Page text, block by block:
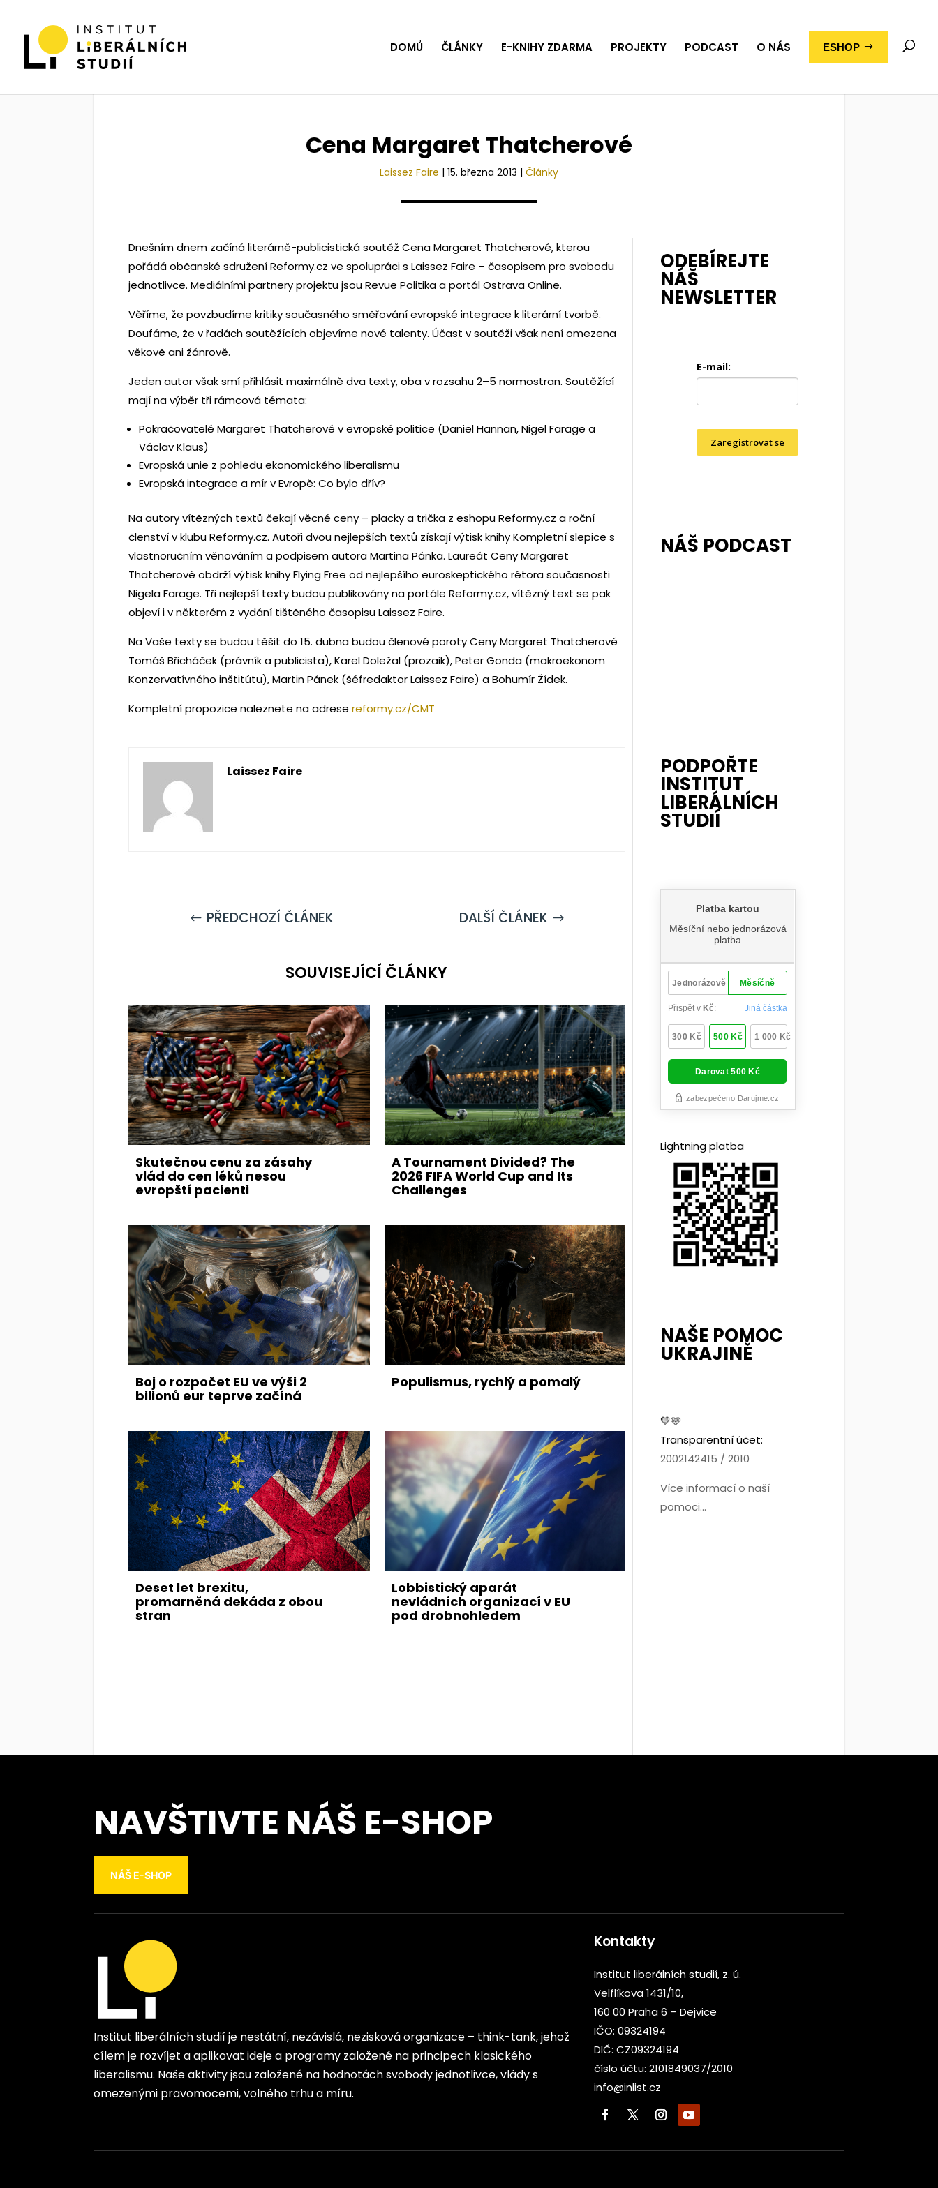
DOMŮ ČLÁNKY E-KNIHY ZDARMA PROJEKTY PODCAST O NÁS ESHOP
Cena Margaret Thatcherové
Laissez Faire | 15. března 2013 | Články
Dnešním dnem začíná literárně-publicistická soutěž Cena Margaret Thatcherové, kterou
pořádá občanské sdružení Reformy.cz ve spolupráci s Laissez Faire – časopisem pro svobodu
jednotlivce. Mediálními partnery projektu jsou Revue Politika a portál Ostrava Online.
Věříme, že povzbudíme kritiky současného směřování evropské integrace k literární tvorbě.
Doufáme, že v řadách soutěžících objevíme nové talenty. Účast v soutěži však není omezena
věkově ani žánrově.
Jeden autor však smí přihlásit maximálně dva texty, oba v rozsahu 2–5 normostran. Soutěžící
mají na výběr tři rámcová témata:
Pokračovatelé Margaret Thatcherové v evropské politice (Daniel Hannan, Nigel Farage a
Václav Klaus)
Evropská unie z pohledu ekonomického liberalismu
Evropská integrace a mír v Evropě: Co bylo dřív?
Na autory vítězných textů čekají věcné ceny – placky a trička z eshopu Reformy.cz a roční
členství v klubu Reformy.cz. Autoři dvou nejlepších textů získají výtisk knihy Kompletní slepice s
vlastnoručním věnováním a podpisem autora Martina Pánka. Laureát Ceny Margaret
Thatcherové obdrží výtisk knihy Flying Free od nejlepšího euroskeptického rétora současnosti
Nigela Farage. Tři nejlepší texty budou publikovány na portále Reformy.cz, vítězný text se pak
objeví i v některém z vydání tištěného časopisu Laissez Faire.
Na Vaše texty se budou těšit do 15. dubna budou členové poroty Ceny Margaret Thatcherové
Tomáš Břicháček (právník a publicista), Karel Doležal (prozaik), Peter Gonda (makroekonom
Konzervatívného inštitútu), Martin Pánek (šéfredaktor Laissez Faire) a Bohumír Žídek.
Kompletní propozice naleznete na adresereformy.cz/CMT
Laissez Faire
# PŘEDCHOZÍ ČLÁNEK DALŠÍ ČLÁNEK $
SOUVISEJÍCÍ ČLÁNKY
Skutečnou cenu za zásahy
vlád do cen léků nesou
evropští pacienti
A Tournament Divided? The
2026 FIFA World Cup and Its
Challenges
Boj o rozpočet EU ve výši 2
bilionů eur teprve začíná
Populismus, rychlý a pomalý
Deset let brexitu,
promarněná dekáda z obou
stran
Lobbistický aparát
nevládních organizací v EU
pod drobnohledem
ODEBÍREJTE
NÁŠ
NEWSLETTER
E-mail:
Zaregistrovat se
NÁŠ PODCAST
PODPOŘTE
INSTITUT
LIBERÁLNÍCH
STUDIÍ
Lightning platba
NAŠE POMOC
UKRAJINĚ
💛🩵
Transparentní účet:
2002142415 / 2010
Více informací o naší
pomoci...
NAVŠTIVTE NÁŠ E-SHOP
NÁŠ E-SHOP
Institut liberálních studií je nestátní, nezávislá, nezisková organizace – think-tank, jehož
cílem je rozvíjet a aplikovat ideje a programy založené na principech klasického
liberalismu. Naše aktivity jsou založené na hodnotách svobody jednotlivce, vlády s
omezenými pravomocemi, volného trhu a míru.
Kontakty
Institut liberálních studií, z. ú.
Velflíkova 1431/10,
160 00 Praha 6 – Dejvice
IČO: 09324194
DIČ: CZ09324194
číslo účtu: 2101849037/2010
info@inlist.cz